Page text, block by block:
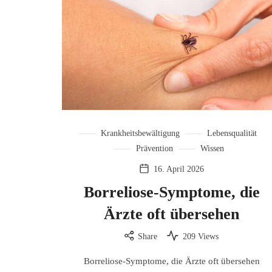
Krankheitsbewältigung
Lebensqualität
Prävention
Wissen
16. April 2026
Borreliose-Symptome, die
Ärzte oft übersehen
Share 209 Views
Borreliose-Symptome, die Ärzte oft übersehen